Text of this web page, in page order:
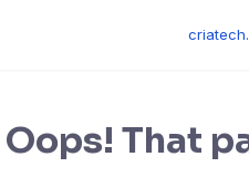
Oops! That